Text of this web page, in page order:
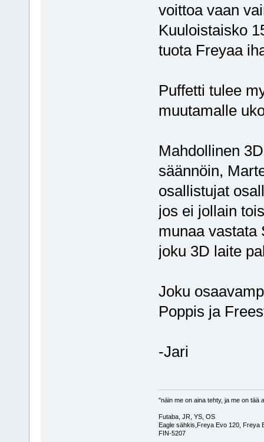
voittoa vaan
Kuuloistaisko
tuota Freyaa
Puffetti tulee
muutamalle
Mahdollinen
säännöin,
osallistujat
jos ei jollain
munaa vastata
joku 3D laite
Joku
Poppis ja
-Jari
"näin me on aina tehty, ja me on tää
Futaba, JR, YS, OS
Eagle sähkis,Freya Evo 120, Freya
FIN-5207